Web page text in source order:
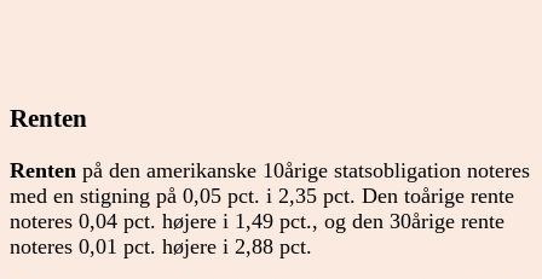
Renten
Renten på den amerikanske 10årige statsobligation noteres
med en stigning på 0,05 pct. i 2,35 pct. Den toårige rente
noteres 0,04 pct. højere i 1,49 pct., og den 30årige rente
noteres 0,01 pct. højere i 2,88 pct.